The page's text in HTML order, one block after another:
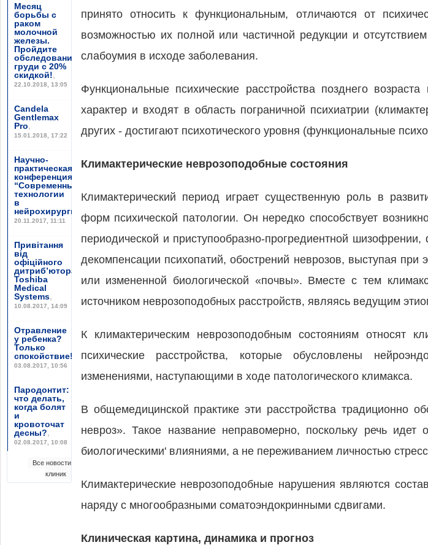
Месяц
борьбы с
раком
молочной
железы.
Пройдите
обследование
груди с 20%
скидкой!,
22.10.2018, 13:05
Candela
Gentlemax
Pro,
15.01.2018, 17:22
Научно-
практическая
конференция
“Современные
технологии
в
нейрохирургии”
20.11.2017, 11:11
Привітання
від
офіційного
дитриб’ютора
Toshiba
Medical
Systems,
10.08.2017, 14:09
Отравление
у ребенка?
Только
спокойствие!
03.08.2017, 10:56
Пародонтит:
что делать,
когда болят
и
кровоточат
десны?,
02.08.2017, 10:08
Все новости
клиник
принято относить к функциональным, отличаются от
возможностью их полной или частичной редукции и
слабоумия в исходе заболевания.
Функциональные психические расстройства позднего
характер и входят в область пограничной психиатрии
других - достигают психотического уровня (функциональные
Климактерические неврозоподобные состояния
Климактерический период играет существенную роль в
форм психической патологии. Он нередко способствует
периодической и приступообразно-прогредиентной
декомпенсации психопатий, обострений неврозов, выступая
или измененной биологической «почвы». Вместе с тем
источником неврозоподобных расстройств, являясь ведущим
К климактерическим неврозоподобным состояниям относят
психические расстройства, которые обусловлены
изменениями, наступающими в ходе патологического климакса.
В общемедицинской практике эти расстройства традиционно
невроз». Такое название неправомерно, поскольку речь идет
биологическими' влияниями, а не переживанием личностью
Климактерические неврозоподобные нарушения являются
наряду с многообразными соматоэндокринными сдвигами.
Клиническая картина, динамика и прогноз